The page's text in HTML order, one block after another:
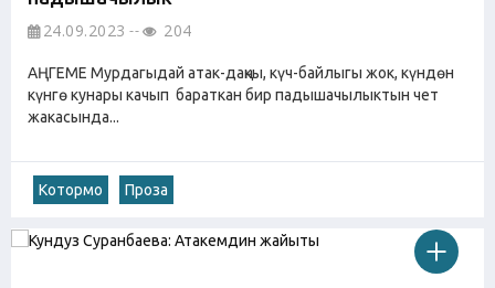
24.09.2023 204
АҢГЕМЕ Мурдагыдай атак-даңкы, күч-байлыгы жок, күндөн
күнгө кунары качып бараткан бир падышачылыктын чет
жакасында...
Котормо Проза